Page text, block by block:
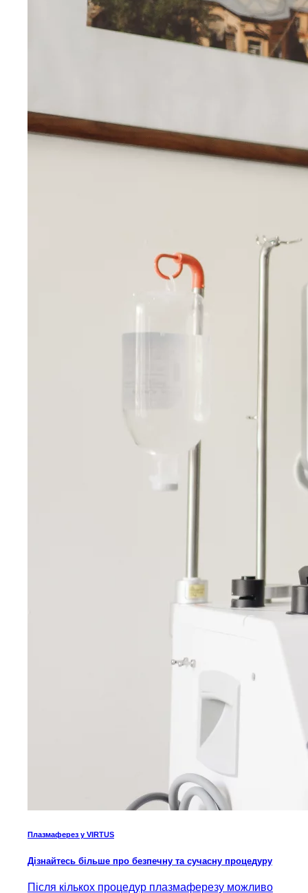
Плазмаферез у VIRTUS
Дізнайтесь більше про безпечну та сучасну процедуру
Після кількох процедур плазмаферезу можливо